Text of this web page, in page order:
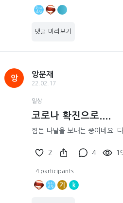
댓글 미리보기
앙
앙문재
22.02.17
일상
코로나 확진으로....
힘든 나날을 보내는 중이네요.
2 4
4 participants
기 k